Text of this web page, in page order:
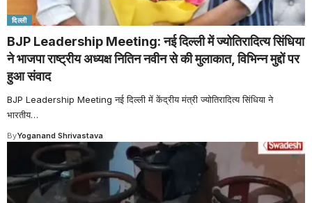
दिल्ली
BJP Leadership Meeting: नई दिल्ली में ज्योतिरादित्य सिंधिया
ने भाजपा राष्ट्रीय अध्यक्ष नितिन नवीन से की मुलाकात, विभिन्न मुद्दों पर
हुआ संवाद
BJP Leadership Meeting नई दिल्ली में केंद्रीय मंत्री ज्योतिरादित्य सिंधिया ने
भारतीय…
ByYoganand Shrivastava